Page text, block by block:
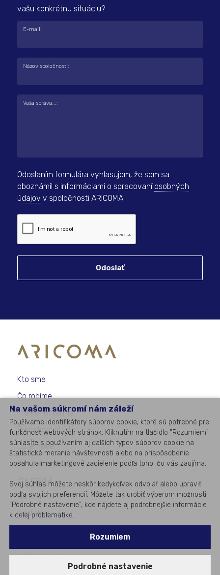
vašu konkrétnu situáciu?
E-mail:
Názov spoločnosti:
Vaša správa...:
Odoslaním formulára vyhlasujem, že som sa
oboznámil s informáciami o spracovaní osobných
údajov v spoločnosti ARICOMA.
Odoslať
Na vašom súkromí nám záleží
Používame identifikátory súborov cookie, ktoré sú potrebné pre
funkčnosť webových stránok. Kliknutím na tlačidlo "Rozumiem"
súhlasíte s používaním aj ďalších typov súborov cookie na
štatistické meranie návštevnosti alebo na prispôsobenie
obsahu a marketingové zacielenie podľa toho, čo vás zaujíma.
Svoj súhlas môžete neskôr kedykoľvek odvolať alebo upraviť
podľa svojich preferencií. Môžete tak urobiť výberom možnosti
"Podrobné nastavenie", kde nájdete aj podrobnejšie informácie
k celej problematike.
Rozumiem
Podrobné nastavenie
Kto sme
Čo robíme
Pre koho robíme
Prípadové štúdie
Čo je nové
Akcie a semináre
Pre médiá
Kariéra
Kontakty
v podnikovom IT
©2026All rights reserved